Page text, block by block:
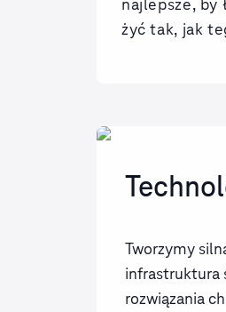
najlepsze, by
żyć tak, jak
Tworzymy
infrastruktura
rozwiązania